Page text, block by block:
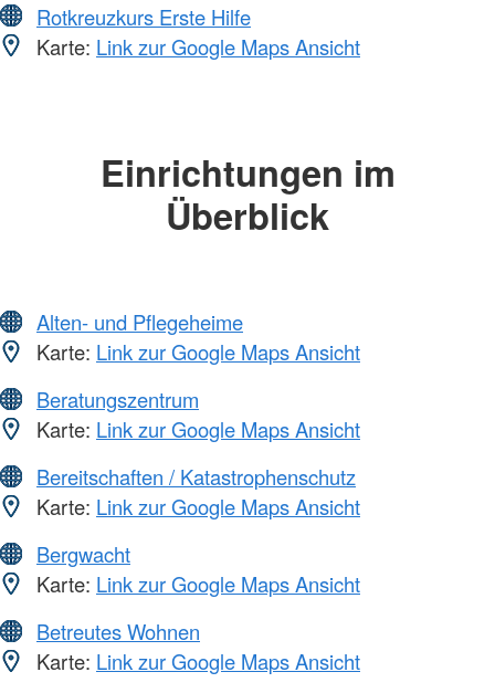
Rotkreuzkurs Erste Hilfe
Karte: Link zur Google Maps Ansicht
Einrichtungen im
Überblick
Alten- und Pflegeheime
Karte: Link zur Google Maps Ansicht
Beratungszentrum
Karte: Link zur Google Maps Ansicht
Bereitschaften / Katastrophenschutz
Karte: Link zur Google Maps Ansicht
Bergwacht
Karte: Link zur Google Maps Ansicht
Betreutes Wohnen
Karte: Link zur Google Maps Ansicht